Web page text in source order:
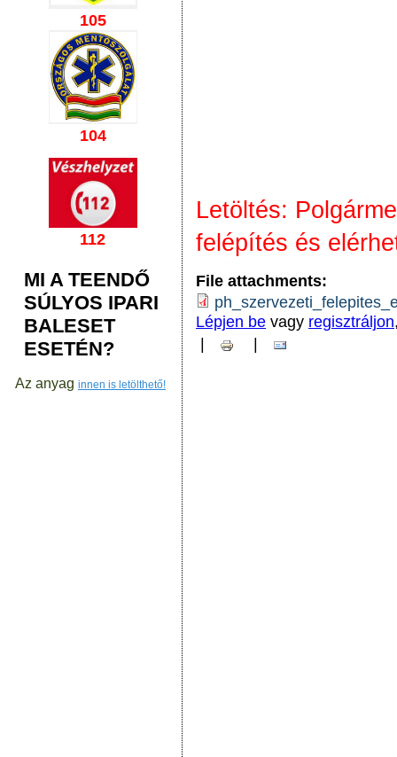
105
104
112
MI A TEENDŐ
SÚLYOS IPARI
BALESET
ESETÉN?
Az anyag innen is letölthető!
Letöltés:
felépítés és
File attachments:
Lépjen be vagy regisztráljon